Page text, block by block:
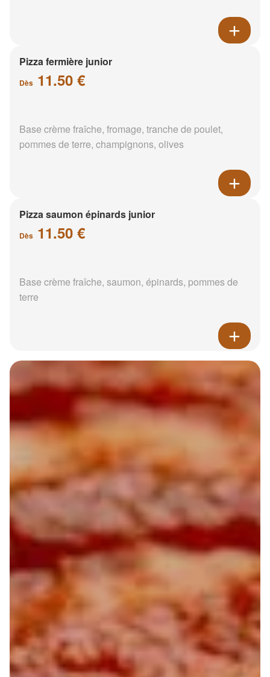
Pizza fermière junior
Dès 11.50 €
Base crème fraîche, fromage, tranche de poulet,
pommes de terre, champignons, olives
Pizza saumon épinards junior
Dès 11.50 €
Base crème fraîche, saumon, épinards, pommes de
terre